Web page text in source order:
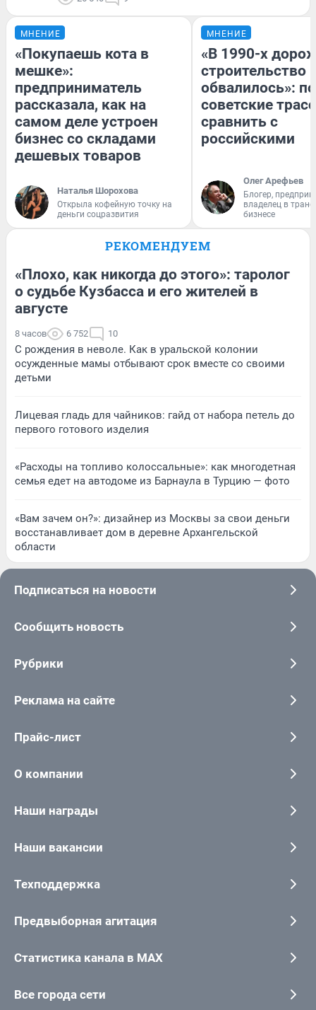
МНЕНИЕ
«Покупаешь кота в
мешке»:
предприниматель
рассказала, как на
самом деле устроен
бизнес со складами
дешевых товаров
Наталья Шорохова
Открыла кофейную точку на
деньги соцразвития
МНЕНИЕ
«В 1990-х
строительство
обвалилось»:
советские
сравнить с
российскими
Олег Арефьев
Блогер,
владелец в
бизнесе
РЕКОМЕНДУЕМ
«Плохо, как никогда до этого»: таролог
о судьбе Кузбасса и его жителей в
августе
8 часов 6 752 10
С рождения в неволе. Как в уральской колонии
осужденные мамы отбывают срок вместе со своими
детьми
Лицевая гладь для чайников: гайд от набора петель до
первого готового изделия
«Расходы на топливо колоссальные»: как многодетная
семья едет на автодоме из Барнаула в Турцию — фото
«Вам зачем он?»: дизайнер из Москвы за свои деньги
восстанавливает дом в деревне Архангельской
области
Подписаться на новости
Сообщить новость
Рубрики
Реклама на сайте
Прайс-лист
О компании
Наши награды
Наши вакансии
Техподдержка
Предвыборная агитация
Статистика канала в MAX
Все города сети